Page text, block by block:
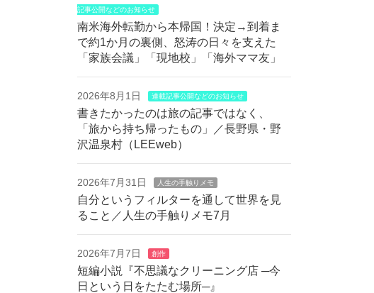
記事公開などのお知らせ
南米海外転勤から本帰国！決定→到着ま
で約1か月の裏側、怒涛の日々を支えた
「家族会議」「現地校」「海外ママ友」
2026年8月1日 連載記事公開などのお知らせ
書きたかったのは旅の記事ではなく、
「旅から持ち帰ったもの」／長野県・野
沢温泉村（LEEweb）
2026年7月31日 人生の手触りメモ
自分というフィルターを通して世界を見
ること／人生の手触りメモ7月
2026年7月7日 創作
短編小説『不思議なクリーニング店 ─今
日という日をたたむ場所─』